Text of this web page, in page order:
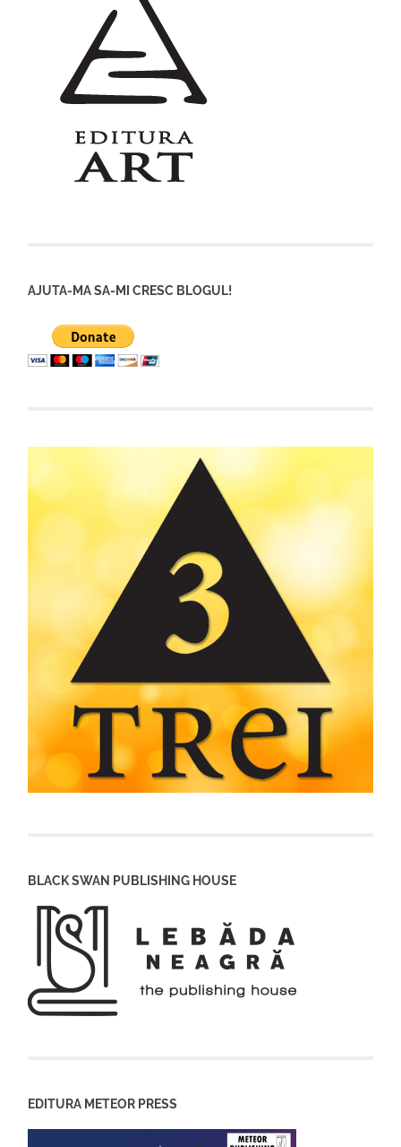
AJUTA-MA SA-MI CRESC BLOGUL!
BLACK SWAN PUBLISHING HOUSE
EDITURA METEOR PRESS